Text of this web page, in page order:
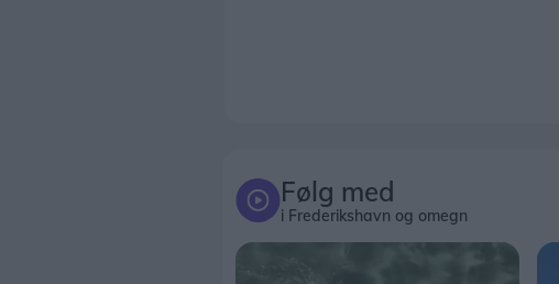
Følg med
i Frederikshavn og omegn